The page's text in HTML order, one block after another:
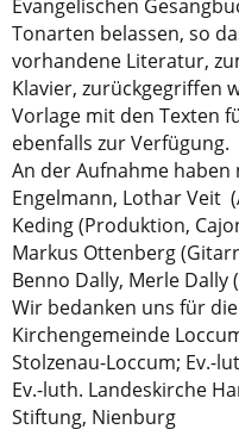
Evangelischen
Tonarten belassen, so
vorhandene Literatur,
Klavier, zurückgegriffen
Vorlage mit den Texten
ebenfalls zur Verfügung.
An der Aufnahme
Engelmann, Lothar Veit
Keding (Produktion,
Markus Ottenberg
Benno Dally, Merle Dally
Wir bedanken uns für
Kirchengemeinde
Stolzenau-Loccum; Ev.-
Ev.-luth. Landeskirche
Stiftung, Nienburg